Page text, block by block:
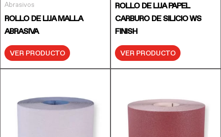
Abrasivos
ROLLO DE LIJA MALLA
ABRASIVA
VER PRODUCTO
ROLLO DE LIJA PAPEL
CARBURO DE SILICIO WS
FINISH
VER PRODUCTO